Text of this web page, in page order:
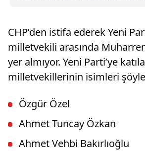
siyasi bir parti kurma süreci
araştırmaları artırdı.
CHP’den istifa ederek Yeni
milletvekili arasında
yer almıyor. Yeni Parti’ye
milletvekillerinin isimleri
Özgür Özel
Ahmet Tuncay Özkan
Ahmet Vehbi Bakırlıoğlu